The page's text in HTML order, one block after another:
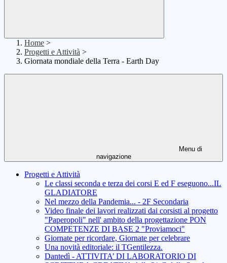
Home >
Progetti e Attività >
Giornata mondiale della Terra - Earth Day
Menu di
navigazione
Progetti e Attività
Le classi seconda e terza dei corsi E ed F eseguono...IL
GLADIATORE
Nel mezzo della Pandemia... - 2F Secondaria
Video finale dei lavori realizzati dai corsisti al progetto
"Paperopoli" nell' ambito della progettazione PON
COMPETENZE DI BASE 2 "Proviamoci"
Giornate per ricordare, Giornate per celebrare
Una novità editoriale: il TGentilezza.
Dantedì - ATTIVITA’ DI LABORATORIO DI